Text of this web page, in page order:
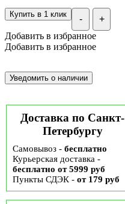
- +
Купить в 1 клик
Добавить в избранное
Добавить в избранное
Доставка по Санкт-
Петербургу
Самовывоз - бесплатно
Курьерская доставка -
бесплатно от 5999 руб
Пункты СДЭК - от 179 руб